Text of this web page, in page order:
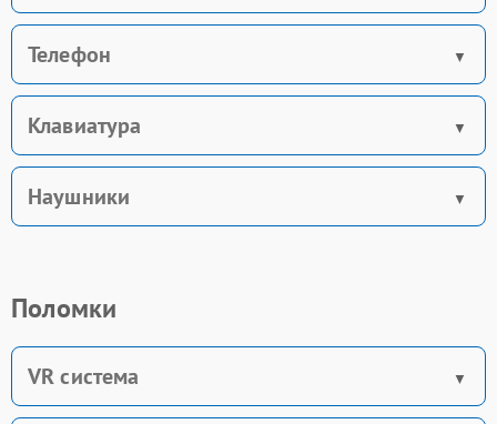
Телефон
Клавиатура
Наушники
Поломки
VR система